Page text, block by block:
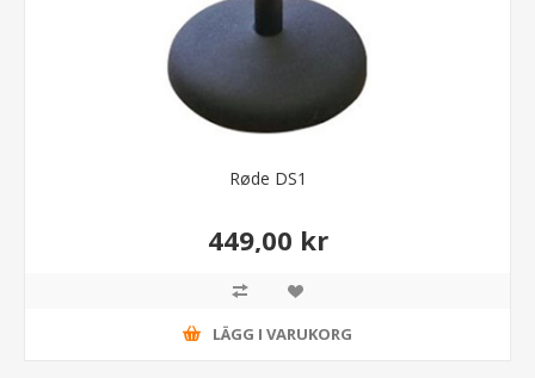
Røde DS1
449,00 kr
LÄGG I VARUKORG